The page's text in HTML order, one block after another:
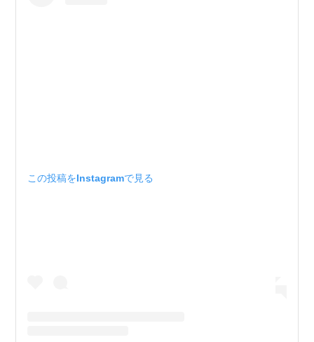
この投稿をInstagramで見る